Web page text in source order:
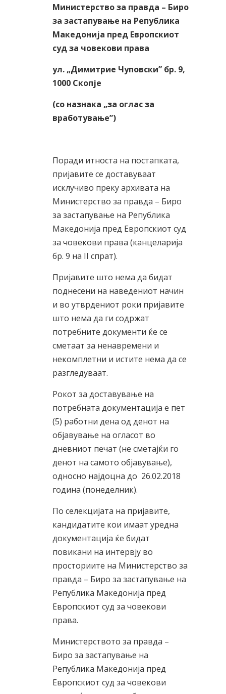
Министерство за правда – Биро
за застапување на Република
Македонија пред Европскиот
суд за човекови права
ул. „Димитрие Чуповски” бр. 9,
1000 Скопје
(со назнака „за оглас за
вработување”)
Поради итноста на постапката,
пријавите се доставуваат
исклучиво преку архивата на
Министерство за правда – Биро
за застапување на Република
Македонија пред Европскиот суд
за човекови права (канцеларија
бр. 9 на II спрат).
Пријавите што нема да бидат
поднесени на наведениот начин
и во утврдениот poки пријавите
што нема да ги содржат
потребните документи ќе се
сметаат за ненавремени и
некомплетни и истите нема да се
разгледуваат.
Рокот за доставување на
потребната документација е пет
(5) работни дена од денот на
објавување на огласот во
дневниот печат (не сметајќи го
денот на самото објавување),
односно најдоцна до 26.02.2018
година (понеделник).
По селекцијата на пријавите,
кандидатите кои имаат уредна
документација ќе бидат
повикани на интервју во
просториите на Министерство за
правда – Биро за застапување на
Република Македонија пред
Европскиот суд за човекови
права.
Министерството за правда –
Биро за застапување на
Република Македонија пред
Европскиот суд за човекови